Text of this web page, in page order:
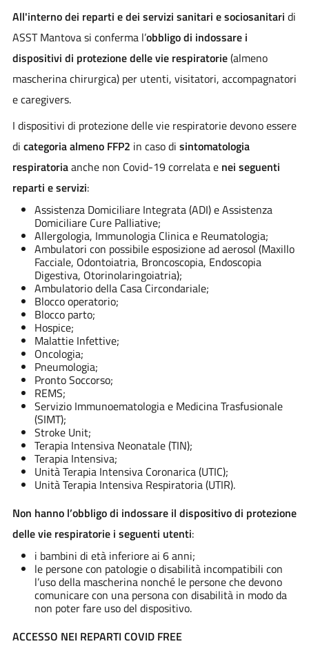
All'interno dei reparti e dei servizi sanitari e sociosanitari di
ASST Mantova si conferma l’obbligo di indossare i
dispositivi di protezione delle vie respiratorie(almeno
mascherina chirurgica) per utenti, visitatori, accompagnatori
e caregivers.
I dispositivi di protezione delle vie respiratorie devono essere
di categoria almeno FFP2 in caso di sintomatologia
respiratoriaanche non Covid-19 correlata e nei seguenti
reparti e servizi:
Assistenza Domiciliare Integrata (ADI) e Assistenza
Domiciliare Cure Palliative;
Allergologia, Immunologia Clinica e Reumatologia;
Ambulatori con possibile esposizione ad aerosol (Maxillo
Facciale, Odontoiatria, Broncoscopia, Endoscopia
Digestiva, Otorinolaringoiatria);
Ambulatorio della Casa Circondariale;
Blocco operatorio;
Blocco parto;
Hospice;
Malattie Infettive;
Oncologia;
Pneumologia;
Pronto Soccorso;
REMS;
Servizio Immunoematologia e Medicina Trasfusionale
(SIMT);
Stroke Unit;
Terapia Intensiva Neonatale (TIN);
Terapia Intensiva;
Unità Terapia Intensiva Coronarica (UTIC);
Unità Terapia Intensiva Respiratoria (UTIR).
Non hanno l’obbligo di indossare il dispositivo di protezione
delle vie respiratorie i seguenti utenti:
i bambini di età inferiore ai 6 anni;
le persone con patologie o disabilità incompatibili con
l’uso della mascherina nonché le persone che devono
comunicare con una persona con disabilità in modo da
non poter fare uso del dispositivo.
ACCESSO NEI REPARTI COVID FREE